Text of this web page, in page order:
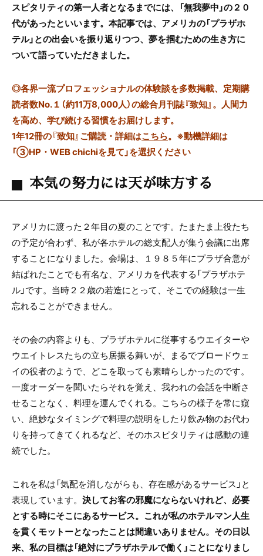
スピタリティの第一人者となるまでには、「無我夢中」の２０
代があったといいます。本記事では、アメリカの「プラザホ
テル」との出会いを振り返りつつ、夢を掴むための生き方に
ついて語っていただきました。
◎各界一流プロフェッショナルの体験談を多数掲載、定期購
読者数No.１（約11万8,000人）の総合月刊誌『致知』。人間力
を高め、学び続ける習慣をお届けします。
1年12冊の『致知』ご購読・詳細はこちら。 ※動機詳細は
「③HP・WEB chichiを見て」を選択ください
本気の努力には天が味方する
アメリカに渡った２年目の夏のことです。たまたま上役たち
の予定が合わず、私が各ホテルの総支配人が集う会議に出席
することになりました。会場は、１９８５年にプラザ合意が
結ばれたことでも有名な、アメリカを代表する「プラザホテ
ル」です。当時２２歳の若造にとって、そこでの経験は一生
忘れることができません。
その会の内容よりも、プラザホテルに従事するウエイターや
ウエイトレスたちの立ち居振る舞いが、まるでブロードウェ
イの役者のようで、どこを取っても素晴らしかったのです。
一度オーダーを聞いたらそれを覚え、我われの会話を中断さ
せることなく、料理を運んでくれる。こちらの様子を常に窺
い、絶妙なタイミングで料理の説明をしたり飲み物のお代わ
りを持ってきてくれるなど、そのホスピタリティは感動の連
続でした。
これを私は「気配を消しながらも、存在感があるサービス」と
表現しています。 決してお客の邪魔にならないけれど、必要
とする時にそこにあるサービス。これが私のホテルマン人生
を貫くモットーとなったことは間違いありません。その日以
来、私の目標は「絶対にプラザホテルで働く」ことになりまし